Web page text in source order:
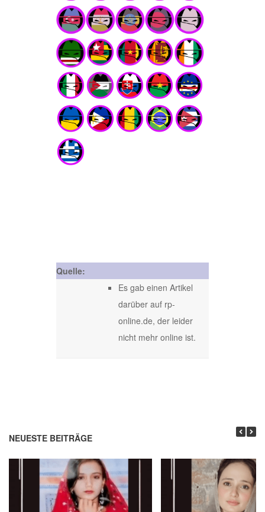
Quelle:
Es gab einen Artikel
darüber auf rp-
online.de, der leider
nicht mehr online ist.
NEUESTE BEITRÄGE